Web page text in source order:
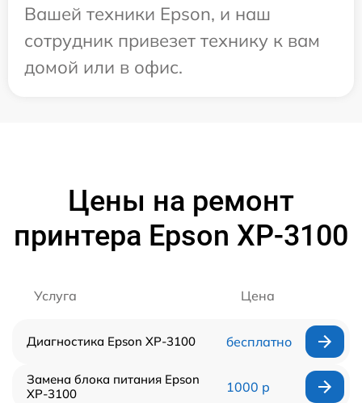
Вашей техники Epson, и наш
сотрудник привезет технику к вам
домой или в офис.
Цены на ремонт
принтера Epson XP-3100
Услуга Цена
Диагностика Epson XP-3100 бесплатно
Замена блока питания Epson
XP-3100
1000 р